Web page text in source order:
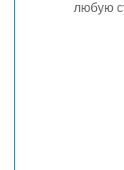
любую